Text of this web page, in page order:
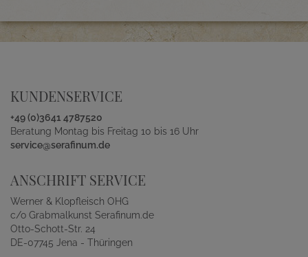
KUNDENSERVICE
+49 (0)3641 4787520
Beratung Montag bis Freitag 10 bis 16 Uhr
service@serafinum.de
ANSCHRIFT SERVICE
Werner & Klopfleisch OHG
c/o Grabmalkunst Serafinum.de
Otto-Schott-Str. 24
DE-07745 Jena - Thüringen